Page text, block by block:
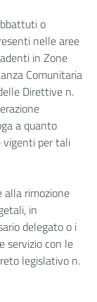
o
nelle aree
in Zone
Comunitaria
Direttive n.
a quanto
vigenti per tali
rimozione
in
delegato o i
servizio con le
legislativo n.